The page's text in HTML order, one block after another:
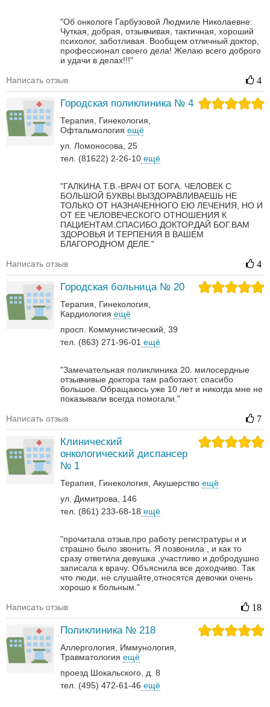
"Об онкологе Гарбузовой Людмиле Николаевне:
Чуткая, добрая, отзывчивая, тактичная, хороший
психолог, заботливая. Вообщем отличный доктор,
профессионал своего дела! Желаю всего доброго
и удачи в делах!!!"
Написать отзыв 4
Городская поликлиника № 4
Терапия
Гинекология
Офтальмология ещё
ул. Ломоносова, 25
тел. (81622) 2-26-10 ещё
"ГАЛКИНА Т.В.-ВРАЧ ОТ БОГА. ЧЕЛОВЕК С
БОЛЬШОЙ БУКВЫ.ВЫЗДОРАВЛИВАЕШЬ НЕ
ТОЛЬКО ОТ НАЗНАЧЕННОГО ЕЮ ЛЕЧЕНИЯ, НО И
ОТ ЕЕ ЧЕЛОВЕЧЕСКОГО ОТНОШЕНИЯ К
ПАЦИЕНТАМ.СПАСИБО.ДОКТОР.ДАЙ БОГ.ВАМ
ЗДОРОВЬЯ И ТЕРПЕНИЯ В ВАШЕМ
БЛАГОРОДНОМ ДЕЛЕ."
Написать отзыв 4
Городская больница № 20
Терапия
Гинекология
Кардиология ещё
просп. Коммунистический, 39
тел. (863) 271-96-01 ещё
"Замечательная поликлиника 20. милосердные
отзывчивые доктора там работают. спасибо
большое. Обращаюсь уже 10 лет и никогда мне не
показывали всегда помогали."
Написать отзыв 7
Клинический
онкологический диспансер
№ 1
Терапия Гинекология Акушерство ещё
ул. Димитрова, 146
тел. (861) 233-68-18 ещё
"прочитала отзыв,про работу регистратуры и и
страшно было звонить. Я позвонила , и как то
сразу ответила девушка ,участливо и добродушно
записала к врачу. Объяснила все доходчиво. Так
что люди, не слушайте,относятся девочки очень
хорошо к больным."
Написать отзыв 18
Поликлиника № 218
Аллергология
Иммунология
Травматология ещё
проезд Шокальского, д. 8
тел. (495) 472-61-46 ещё